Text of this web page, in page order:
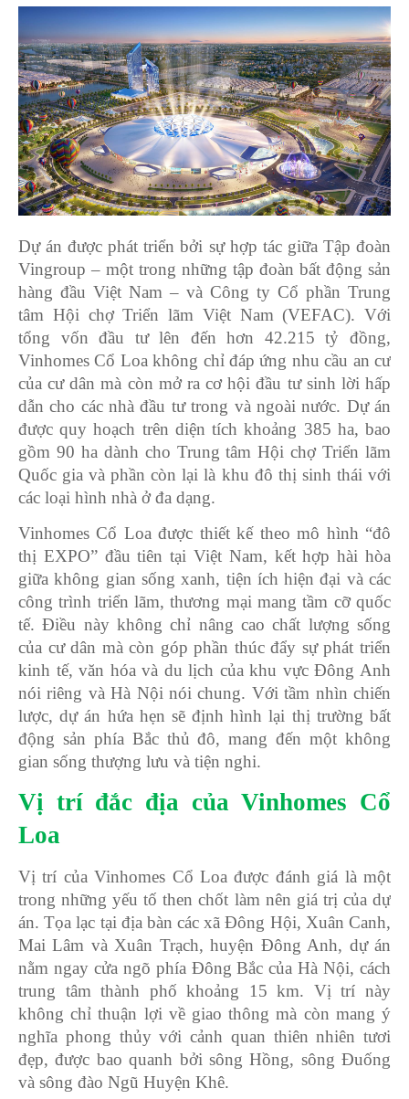
Dự án được phát triển bởi sự hợp tác giữa Tập đoàn
Vingroup – một trong những tập đoàn bất động sản
hàng đầu Việt Nam – và Công ty Cổ phần Trung
tâm Hội chợ Triển lãm Việt Nam (VEFAC). Với
tổng vốn đầu tư lên đến hơn 42.215 tỷ đồng,
Vinhomes Cổ Loa không chỉ đáp ứng nhu cầu an cư
của cư dân mà còn mở ra cơ hội đầu tư sinh lời hấp
dẫn cho các nhà đầu tư trong và ngoài nước. Dự án
được quy hoạch trên diện tích khoảng 385 ha, bao
gồm 90 ha dành cho Trung tâm Hội chợ Triển lãm
Quốc gia và phần còn lại là khu đô thị sinh thái với
các loại hình nhà ở đa dạng.
Vinhomes Cổ Loa được thiết kế theo mô hình “đô
thị EXPO” đầu tiên tại Việt Nam, kết hợp hài hòa
giữa không gian sống xanh, tiện ích hiện đại và các
công trình triển lãm, thương mại mang tầm cỡ quốc
tế. Điều này không chỉ nâng cao chất lượng sống
của cư dân mà còn góp phần thúc đẩy sự phát triển
kinh tế, văn hóa và du lịch của khu vực Đông Anh
nói riêng và Hà Nội nói chung. Với tầm nhìn chiến
lược, dự án hứa hẹn sẽ định hình lại thị trường bất
động sản phía Bắc thủ đô, mang đến một không
gian sống thượng lưu và tiện nghi.
Vị trí đắc địa của Vinhomes Cổ
Loa
Vị trí của Vinhomes Cổ Loa được đánh giá là một
trong những yếu tố then chốt làm nên giá trị của dự
án. Tọa lạc tại địa bàn các xã Đông Hội, Xuân Canh,
Mai Lâm và Xuân Trạch, huyện Đông Anh, dự án
nằm ngay cửa ngõ phía Đông Bắc của Hà Nội, cách
trung tâm thành phố khoảng 15 km. Vị trí này
không chỉ thuận lợi về giao thông mà còn mang ý
nghĩa phong thủy với cảnh quan thiên nhiên tươi
đẹp, được bao quanh bởi sông Hồng, sông Đuống
và sông đào Ngũ Huyện Khê.